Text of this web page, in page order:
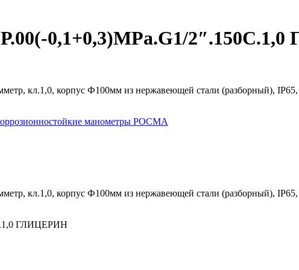
0,1+0,3)MPa.G1/
кл.1,0, корпус Ф100мм из нержавеющей стали (разборный),
манометры РОСМА
кл.1,0, корпус Ф100мм из нержавеющей стали (разборный),
ГЛИЦЕРИН